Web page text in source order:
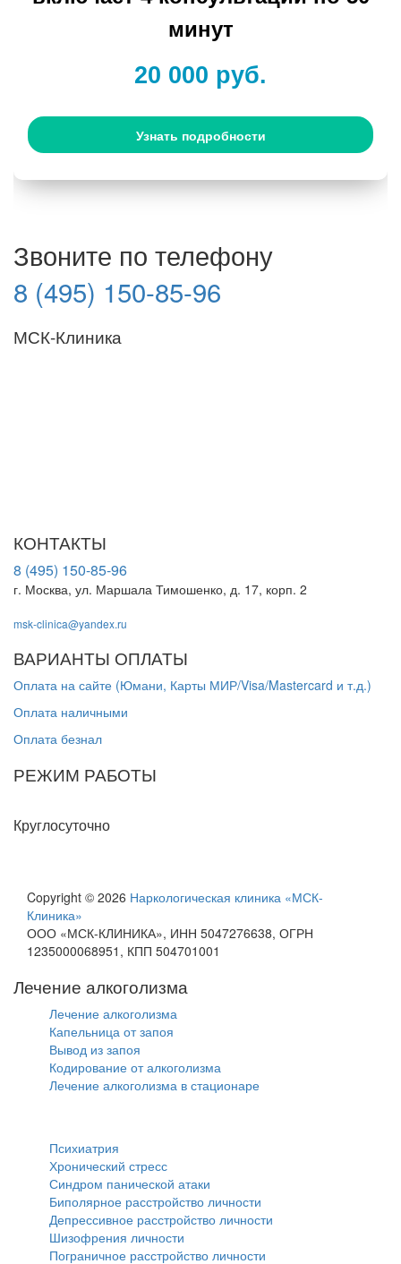
минут
20 000 руб.
Узнать подробности
Звоните по телефону
8 (495) 150-85-96
МСК-Клиника
КОНТАКТЫ
8 (495) 150-85-96
г. Москва, ул. Маршала Тимошенко, д. 17, корп. 2
msk-clinica@yandex.ru
ВАРИАНТЫ ОПЛАТЫ
Оплата на сайте (Юмани, Карты МИР/Visa/Mastercard и т.д.)
Оплата наличными
Оплата безнал
РЕЖИМ РАБОТЫ
Круглосуточно
Copyright © 2026 Наркологическая клиника «МСК-
Клиника»
ООО «МСК-КЛИНИКА», ИНН 5047276638, ОГРН
1235000068951, КПП 504701001
Лечение алкоголизма
Лечение алкоголизма
Капельница от запоя
Вывод из запоя
Кодирование от алкоголизма
Лечение алкоголизма в стационаре
Психиатрия
Хронический стресс
Синдром панической атаки
Биполярное расстройство личности
Депрессивное расстройство личности
Шизофрения личности
Пограничное расстройство личности